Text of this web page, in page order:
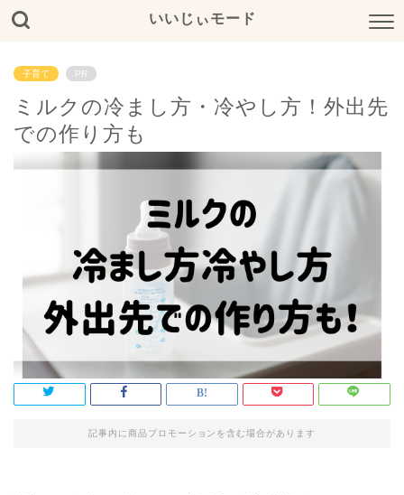
いいじぃモード
子育て PR
ミルクの冷まし方・冷やし方！外出先
での作り方も
記事内に商品プロモーションを含む場合があります